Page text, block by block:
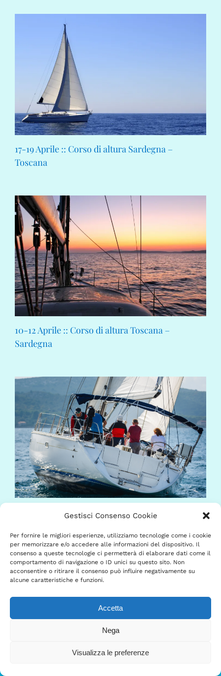
Gestisci Consenso Cookie
Per fornire le migliori esperienze, utilizziamo tecnologie come i cookie
per memorizzare e/o accedere alle informazioni del dispositivo. Il
consenso a queste tecnologie ci permetterà di elaborare dati come il
comportamento di navigazione o ID unici su questo sito. Non
acconsentire o ritirare il consenso può influire negativamente su
alcune caratteristiche e funzioni.
Accetta
Nega
Visualizza le preferenze
17-19 Aprile :: Corso di altura Sardegna –
Toscana
10-12 Aprile :: Corso di altura Toscana –
Sardegna
13-15/03 :: Allenamento per regata con Dario
Scopri di più su di noi…